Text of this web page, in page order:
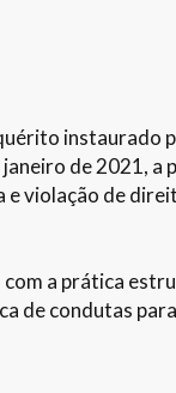
instaurado
de 2021,
e violação de
a prática
de condutas